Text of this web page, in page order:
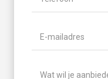
mailadres(Vereist)
Wat